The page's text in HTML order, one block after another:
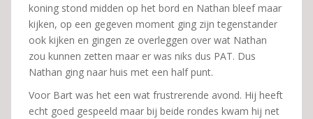
koning stond midden op het bord en Nathan bleef maar
kijken, op een gegeven moment ging zijn tegenstander
ook kijken en gingen ze overleggen over wat Nathan
zou kunnen zetten maar er was niks dus PAT. Dus
Nathan ging naar huis met een half punt.
Voor Bart was het een wat frustrerende avond. Hij heeft
echt goed gespeeld maar bij beide rondes kwam hij net